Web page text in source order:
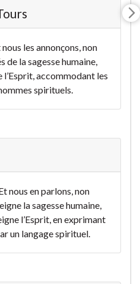
nous les annonçons, non
de la sagesse humaine,
accommodant les
spirituels.
nous en parlons, non
la sagesse humaine,
l’Esprit, en exprimant
un langage spirituel.